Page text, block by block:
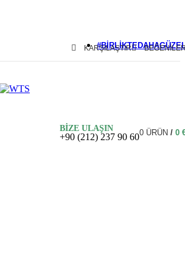
KARŞILAŞTIR
Seyşeller
BİZE ULAŞIN
+90 (212) 237 90 600 ÜRÜN / 0